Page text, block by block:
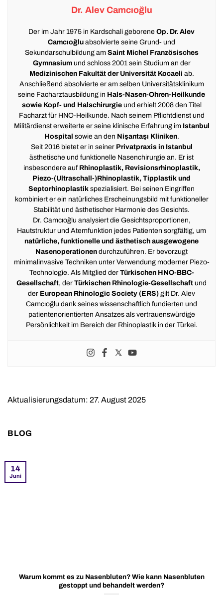
Dr. Alev Camcıoğlu
Der im Jahr 1975 in Kardschali geborene Op. Dr. Alev
Camcıoğlu absolvierte seine Grund- und
Sekundarschulbildung am Saint Michel Französisches
Gymnasiumund schloss 2001 sein Studium an der
Medizinischen Fakultät der Universität Kocaeli ab.
Anschließend absolvierte er am selben Universitätsklinikum
seine Facharztausbildung in Hals-Nasen-Ohren-Heilkunde
sowie Kopf- und Halschirurgieund erhielt 2008 den Titel
Facharzt für HNO-Heilkunde. Nach seinem Pflichtdienst und
Militärdienst erweiterte er seine klinische Erfahrung im Istanbul
Hospital sowie an den Nişantaşı Kliniken.
Seit 2016 bietet er in seiner Privatpraxis in Istanbul
ästhetische und funktionelle Nasenchirurgie an. Er ist
insbesondere auf Rhinoplastik, Revisionsrhinoplastik,
Piezo-(Ultraschall-)Rhinoplastik, Tipplastik und
Septorhinoplastik spezialisiert. Bei seinen Eingriffen
kombiniert er ein natürliches Erscheinungsbild mit funktioneller
Stabilität und ästhetischer Harmonie des Gesichts.
Dr. Camcıoğlu analysiert die Gesichtsproportionen,
Hautstruktur und Atemfunktion jedes Patienten sorgfältig, um
natürliche, funktionelle und ästhetisch ausgewogene
Nasenoperationen durchzuführen. Er bevorzugt
minimalinvasive Techniken unter Verwendung moderner Piezo-
Technologie. Als Mitglied der Türkischen HNO-BBC-
Gesellschaft, der Türkischen Rhinologie-Gesellschaft und
der European Rhinologic Society (ERS) gilt Dr. Alev
Camcıoğlu dank seines wissenschaftlich fundierten und
patientenorientierten Ansatzes als vertrauenswürdige
Persönlichkeit im Bereich der Rhinoplastik in der Türkei.
Aktualisierungsdatum: 27. August 2025
BLOG
Warum kommt es zu Nasenbluten? Wie kann Nasenbluten
gestoppt und behandelt werden?
14
Juni